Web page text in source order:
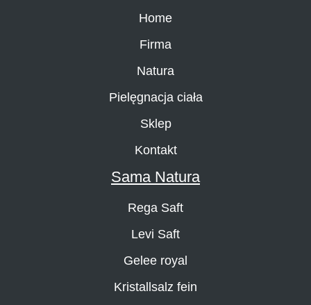
Home
Firma
Natura
Pielęgnacja ciała
Sklep
Kontakt
Sama Natura
Rega Saft
Levi Saft
Gelee royal
Kristallsalz fein